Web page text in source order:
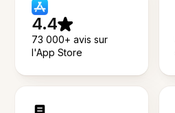
4.4
73 000+ avis sur
l'App Store